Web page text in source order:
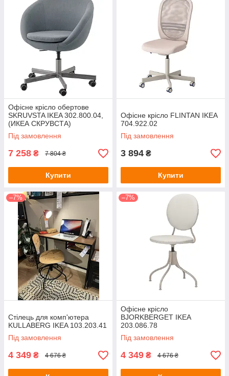
Офісне крісло обертове
SKRUVSTA IKEA 302.800.04,
(ИКЕА СКРУВСТА)
Під замовлення
7 258 ₴ 7 804 ₴
Купити
Офісне крісло FLINTAN IKEA
704.922.02
Під замовлення
3 894 ₴
Купити
–7%
Стілець для комп'ютера
KULLABERG IKEA 103.203.41
Під замовлення
4 349 ₴ 4 676 ₴
–7%
Офісне крісло
BJORKBERGET IKEA
203.086.78
Під замовлення
4 349 ₴ 4 676 ₴